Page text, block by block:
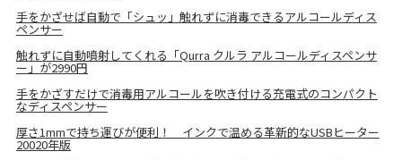
手をかざせば自動で「シュッ」触れずに消毒できるアルコールディス
ペンサー
触れずに自動噴射してくれる「Qurra クルラ アルコールディスペンサ
ー」が2990円
手をかざすだけで消毒用アルコールを吹き付ける充電式のコンパクト
なディスペンサー
厚さ1mmで持ち運びが便利！ インクで温める革新的なUSBヒーター
20020年版